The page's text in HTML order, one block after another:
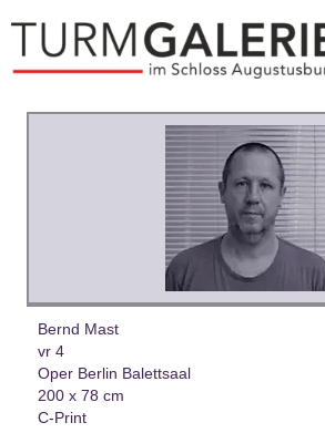
Bernd Mast
vr 4
Oper Berlin Balettsaal
200 x 78 cm
C-Print